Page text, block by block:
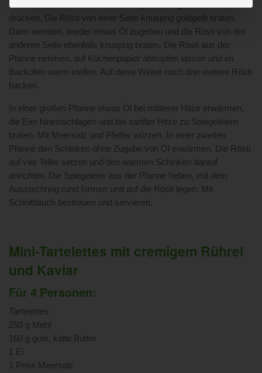
erhitzen, ein Viertel der Kartoffelraspel hineingeben und flach
drücken. Die Rösti von einer Seite knusprig goldgelb braten.
Dann wenden, wieder etwas Öl zugeben und die Rösti von der
anderen Seite ebenfalls knusprig braten. Die Rösti aus der
Pfanne nehmen, auf Küchenpapier abtropfen lassen und im
Backofen warm stellen. Auf diese Weise noch drei weitere Rösti
backen.
In einer großen Pfanne etwas Öl bei mittlerer Hitze erwärmen,
die Eier hineinschlagen und bei sanfter Hitze zu Spiegeleiern
braten. Mit Meersalz und Pfeffer würzen. In einer zweiten
Pfanne den Schinken ohne Zugabe von Öl erwärmen. Die Rösti
auf vier Teller setzen und den warmen Schinken darauf
anrichten. Die Spiegeleier aus der Pfanne heben, mit dem
Ausstechring rund formen und auf die Rösti legen. Mit
Schnittlauch bestreuen und servieren.
Mini-Tartelettes mit cremigem Rührei
und Kaviar
Für 4 Personen:
Tartelettes:
250 g Mehl
160 g gute, kalte Butter
1 Ei
1 Prise Meersalz